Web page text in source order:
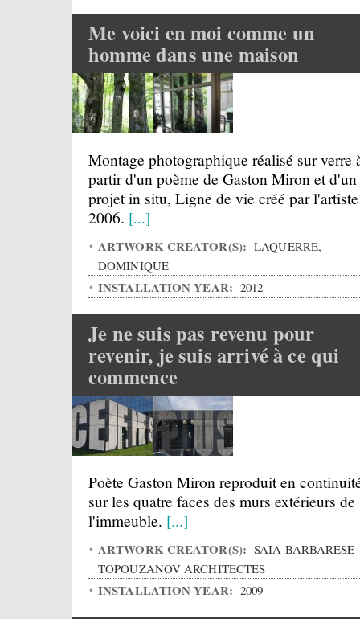
Me voici en moi comme un
homme dans une maison
Montage photographique réalisé sur verre
partir d'un poème de Gaston Miron et d'un
projet in situ, Ligne de vie créé par
2006. [...]
ARTWORK CREATOR(S): LAQUERRE,
DOMINIQUE
INSTALLATION YEAR: 2012
Je ne suis pas revenu pour
revenir, je suis arrivé à ce qui
commence
Poète Gaston Miron reproduit en
sur les quatre faces des murs extérieurs de
l'immeuble. [...]
ARTWORK CREATOR(S): SAIA BARBARESE
TOPOUZANOV ARCHITECTES
INSTALLATION YEAR: 2009